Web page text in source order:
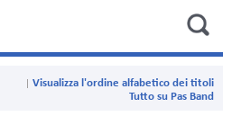
Visualizza l'ordine alfabetico dei titoli
Tutto su Pas Band